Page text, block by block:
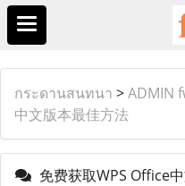
กระดานสนทนา >ADMIN
中文版本最佳方法
免费获取WPS Office